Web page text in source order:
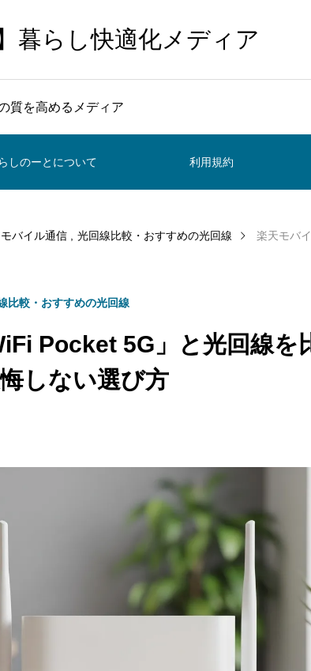
暮らし快適化メディア
質を高めるメディア
しのーとについて 利用規約
バイル通信 光回線比較・おすすめの光回線 楽天モバイル「Rakuten WiFi Pocket 5G」と光回線を
比較・おすすめの光回線
Pocket 5G」と光回線を
しない選び方